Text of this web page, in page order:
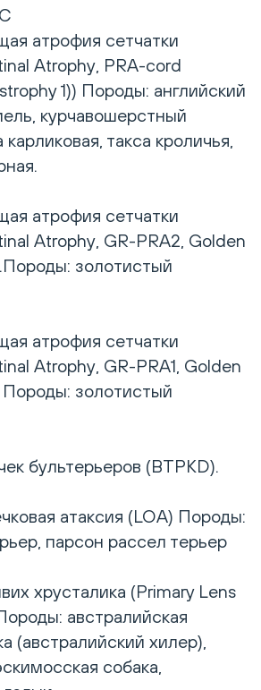
атрофия сетчатки
Atrophy, PRA-cord
1)) Породы: английский
курчавошерстный
такса кроличья,
атрофия сетчатки
Atrophy, GR-PRA2, Golden
золотистый
атрофия сетчатки
Atrophy, GR-PRA1, Golden
Породы: золотистый
бультерьеров (BTPKD).
атаксия (LOA) Породы:
парсон рассел терьер
хрусталика (Primary Lens
австралийская
(австралийский хилер),
собака,